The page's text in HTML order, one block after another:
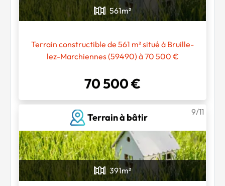
561m²
Terrain constructible de 561 m² situé à Bruille-
lez-Marchiennes (59490) à 70 500 €
70 500 €
Terrain à bâtir
9/11
391m²